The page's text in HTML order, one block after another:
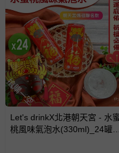
搶購一空
Let's drinkX北港朝天宮 - 水
桃風味氣泡水(330ml)_24罐組